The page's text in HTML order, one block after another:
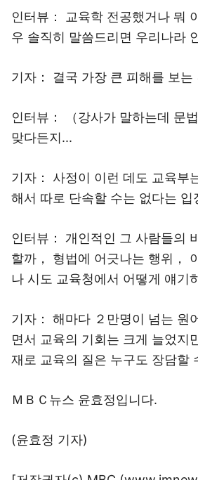
인터뷰： 교육학 전공했거나 뭐
우 솔직히 말씀드리면 우리나라
기자： 결국 가장 큰 피해를 보는
인터뷰： （강사가 말하는데 문
맞다든지...
기자： 사정이 이런 데도 교육부
해서 따로 단속할 수는 없다는 입
인터뷰： 개인적인 그 사람들의
할까， 형법에 어긋나는 행위，
나 시도 교육청에서 어떻게 얘기
기자： 해마다 ２만명이 넘는 원
면서 교육의 기회는 크게 늘었지
재로 교육의 질은 누구도 장담할
ＭＢＣ뉴스 윤효정입니다.
(윤효정 기자)